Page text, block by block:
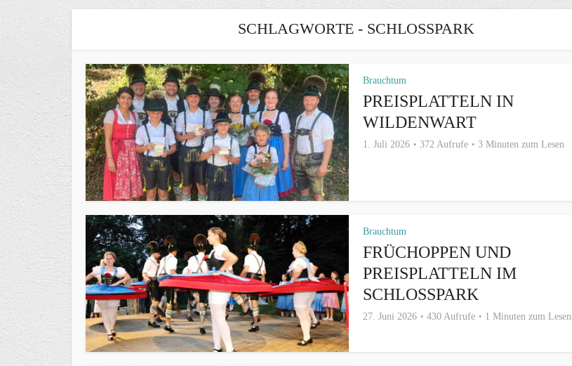
SCHLAGWORTE - SCHLOSSPARK
Brauchtum
PREISPLATTELN IN
WILDENWART
1. Juli 2026 372 Aufrufe 3 Minuten zum Lesen
Brauchtum
FRÜCHOPPEN UND
PREISPLATTELN IM
SCHLOSSPARK
27. Juni 2026 430 Aufrufe 1 Minuten zum Lesen